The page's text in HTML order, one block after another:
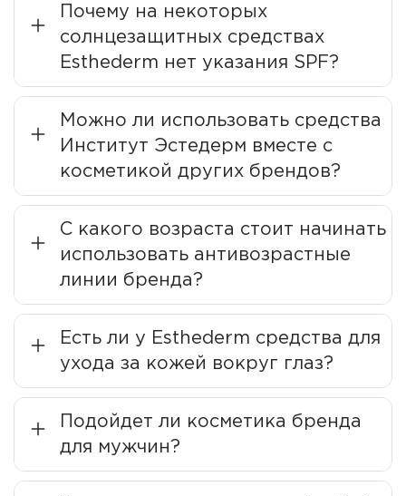
предлагаясредства, направленные на
нормализацию физиологических процессов кожи
Задача косметикиИнститут Эстедерм— не подавлять
естественные процессы, а помогать коже вспомнить,
как работать правильно.
Сегодня компания владеет более чем 60 патентами,
сотрудничает с научным центром по уходу за кожей и
продолжает развивать философию, которую ее
создатель сформулировал просто:“Биология на
службе эстетики”.
Institut Esthederm является частью компании NAOS.
Уникальные технологии
В основе всех средств бренда — революционная
концепцияэкобиологичного ухода: продукты не
просто решают проблемы, а учат кожу самостоятельно
справляться с ними, активизируя ее природные
ресурсы.
Cellular Water
Почему на некоторых
солнцезащитных средствах
Esthederm нет указания SPF?
Можно ли использовать средства
Институт Эстедерм вместе с
косметикой других брендов?
С какого возраста стоит начинать
использовать антивозрастные
линии бренда?
Есть ли у Esthederm средства для
ухода за кожей вокруг глаз?
Подойдет ли косметика бренда
для мужчин?